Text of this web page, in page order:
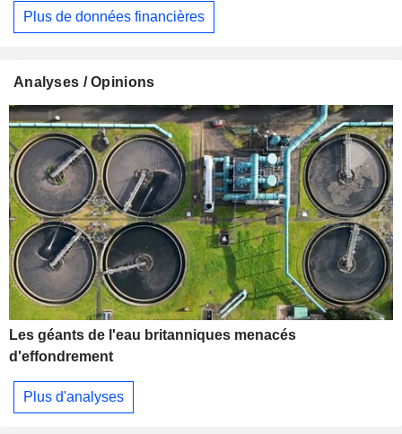
Plus de données financières
Analyses / Opinions
Les géants de l'eau britanniques menacés
d'effondrement
Plus d'analyses